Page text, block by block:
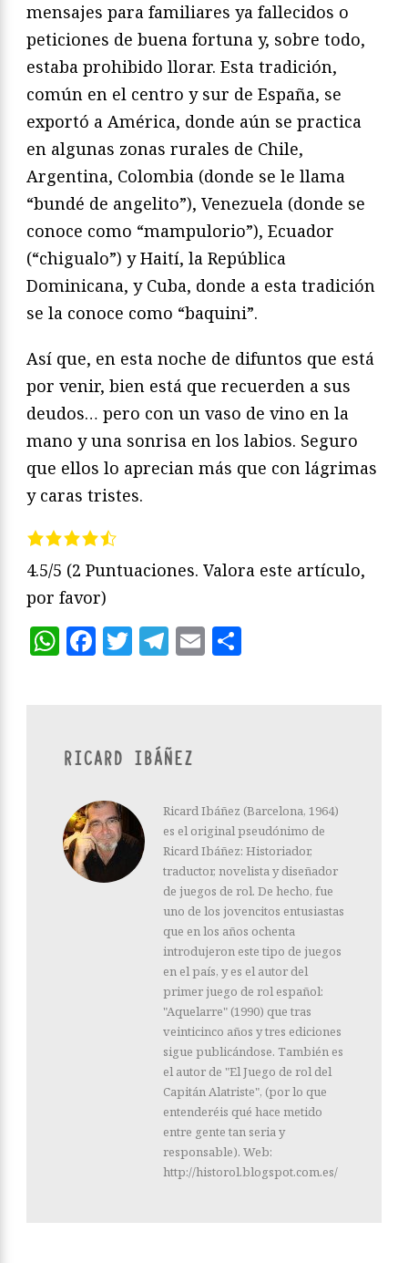
mensajes para familiares ya fallecidos o
peticiones de buena fortuna y, sobre todo,
estaba prohibido llorar. Esta tradición,
común en el centro y sur de España, se
exportó a América, donde aún se practica
en algunas zonas rurales de Chile,
Argentina, Colombia (donde se le llama
“bundé de angelito”), Venezuela (donde se
conoce como “mampulorio”), Ecuador
(“chigualo”) y Haití, la República
Dominicana, y Cuba, donde a esta tradición
se la conoce como “baquini”.
Así que, en esta noche de difuntos que está
por venir, bien está que recuerden a sus
deudos… pero con un vaso de vino en la
mano y una sonrisa en los labios. Seguro
que ellos lo aprecian más que con lágrimas
y caras tristes.
4.5/5 (2 Puntuaciones. Valora este artículo,
por favor)
WhatsApp
Facebook
Twitter
Telegram
Email
RICARD IBÁÑEZ
Ricard Ibáñez (Barcelona, 1964)
es el original pseudónimo de
Ricard Ibáñez: Historiador,
traductor, novelista y diseñador
de juegos de rol. De hecho, fue
uno de los jovencitos entusiastas
que en los años ochenta
introdujeron este tipo de juegos
en el país, y es el autor del
primer juego de rol español:
"Aquelarre" (1990) que tras
veinticinco años y tres ediciones
sigue publicándose. También es
el autor de "El Juego de rol del
Capitán Alatriste", (por lo que
entenderéis qué hace metido
entre gente tan seria y
responsable). Web:
http://historol.blogspot.com.es/